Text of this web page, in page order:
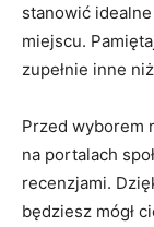
stanowić
miejscu.
zupełnie inne
Przed wyborem
na portalach
recenzjami.
będziesz mógł